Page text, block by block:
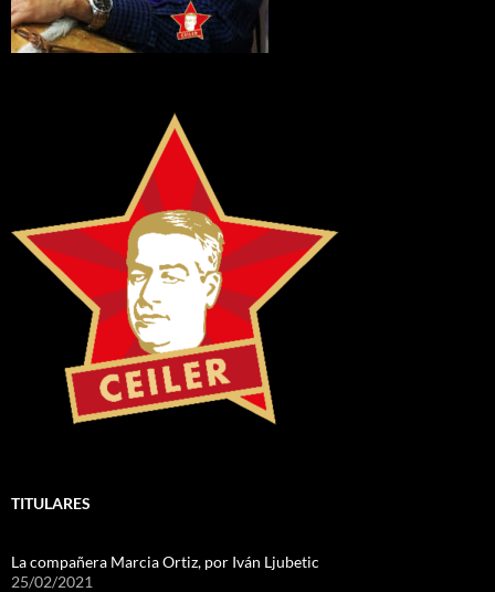
TITULARES
La compañera Marcia Ortiz, por Iván Ljubetic
25/02/2021